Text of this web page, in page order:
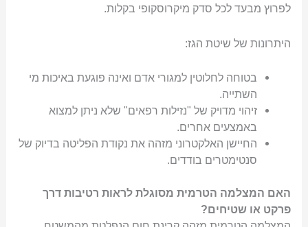
לפרוץ מבעד לכל סדק מיקרוסקופי בקלות.
היתרונות של שיטת הגז:
בטוחה לחלוטין למגורי אדם ואינה פוגעת באיכות מי
השתייה.
זיהוי מדויק של "נזילות רפאים" שלא ניתן למצוא
באמצעים אחרים.
החיישן האלקטרוני מזהה את נקודת הפליטה בדיוק של
סנטימטרים בודדים.
האם המצלמה הטרמית מסוגלת לראות רטיבות דרך
פרקט או שטיחים?